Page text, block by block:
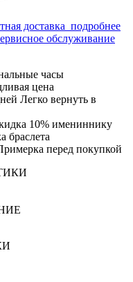
доставка подробнее
обслуживание
часы
цена
Легко вернуть в
10% имениннику
браслета
перед покупкой